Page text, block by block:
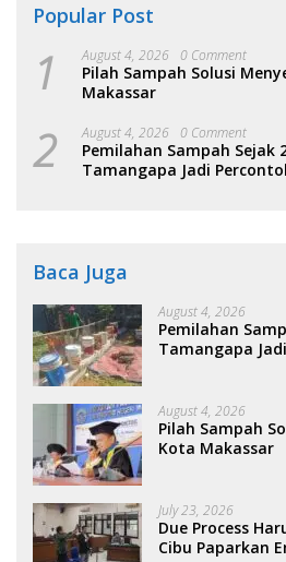
Popular Post
1 August 4, 2026 0 Comment
Pilah Sampah Solusi
Makassar
2 August 4, 2026 0 Comment
Pemilahan Sampah Sejak
Tamangapa Jadi
Baca Juga
August 4, 2026
Pemilahan
Tamangapa
August 4, 2026
Pilah Sampah
Kota Makassar
July 23, 2026
Due Process
Cibu Paparkan